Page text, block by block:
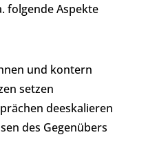
folgende Aspekte
und kontern
setzen
deeskalieren
des Gegenübers